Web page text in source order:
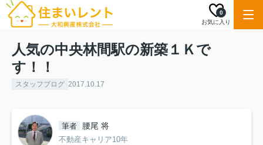
お気に入り
0
人気の中央林間駅の新築１Ｋで
す！！
スタッフブログ 2017.10.17
筆者 腰尾 将
不動産キャリア10年